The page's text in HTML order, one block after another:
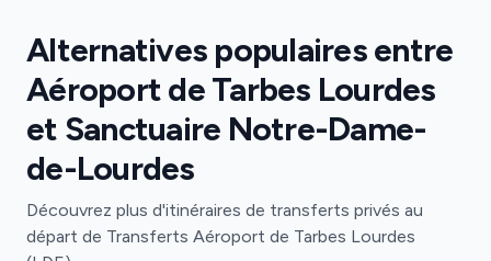
Alternatives populaires entre
Aéroport de Tarbes Lourdes
et Sanctuaire Notre-Dame-
de-Lourdes
Découvrez plus d'itinéraires de transferts privés au
départ de Transferts Aéroport de Tarbes Lourdes